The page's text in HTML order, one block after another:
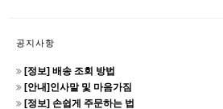
공지사항
[정보] 배송 조회 방법
[안내]인사말 및 마음가짐
[정보] 손쉽게 주문하는 법